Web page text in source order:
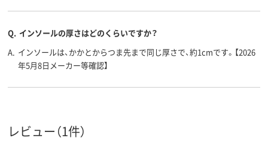
Q. インソールの厚さはどのくらいですか？
A. インソールは、かかとからつま先まで同じ厚さで、約1cmです。【2026
年5月8日メーカー等確認】
レビュー（1件）